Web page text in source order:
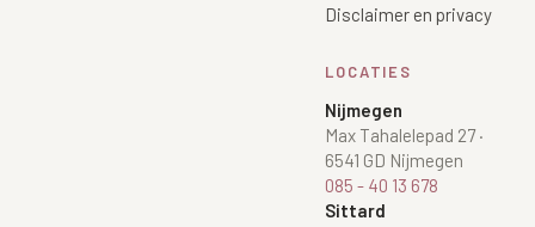
Disclaimer en privacy
LOCATIES
Nijmegen
Max Tahalelepad 27·
6541 GD Nijmegen
085 - 40 13 678
Sittard